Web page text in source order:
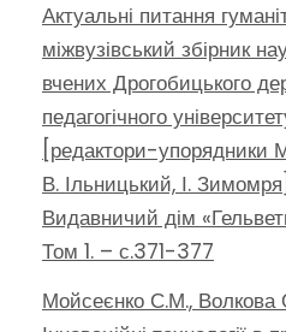
Актуальні питання
міжвузівський збірник
вчених Дрогобицького
педагогічного
[редактори-
В. Ільницький, І.
Видавничий дім
Том 1. – с.371-377
Мойсеєнко С.М.,